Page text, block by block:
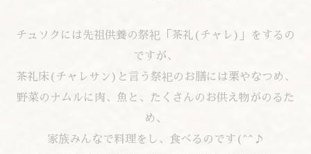
チュソクには先祖供養の祭祀「茶礼(チャレ)」をするの
ですが、
茶礼床(チャレサン)と言う祭祀のお膳には栗やなつめ、
野菜のナムルに肉、魚と、たくさんのお供え物がのるた
め、
家族みんなで料理をし、食べるのです(^^♪